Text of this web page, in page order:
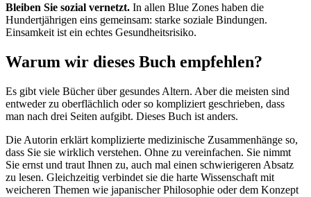
Bleiben Sie sozial vernetzt. In allen Blue Zones haben die
Hundertjährigen eins gemeinsam: starke soziale Bindungen.
Einsamkeit ist ein echtes Gesundheitsrisiko.
Warum wir dieses Buch empfehlen?
Es gibt viele Bücher über gesundes Altern. Aber die meisten sind
entweder zu oberflächlich oder so kompliziert geschrieben, dass
man nach drei Seiten aufgibt. Dieses Buch ist anders.
Die Autorin erklärt komplizierte medizinische Zusammenhänge so,
dass Sie sie wirklich verstehen. Ohne zu vereinfachen. Sie nimmt
Sie ernst und traut Ihnen zu, auch mal einen schwierigeren Absatz
zu lesen. Gleichzeitig verbindet sie die harte Wissenschaft mit
weicheren Themen wie japanischer Philosophie oder dem Konzept